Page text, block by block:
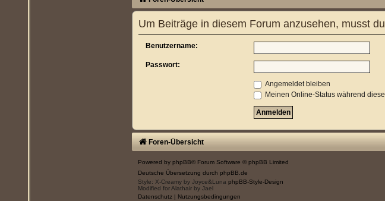
Um Beiträge in diesem Forum anzusehen, musst
Benutzername:
Passwort:
Angemeldet bleiben
Meinen Online-Status während
Foren-Übersicht
Powered by phpBB® Forum Software © phpBB Limited
Deutsche Übersetzung durch phpBB.de
Style: X-Creamy by Joyce&Luna phpBB-Style-Design
Modified for Alathair by Jael
Datenschutz
Nutzungsbedingungen